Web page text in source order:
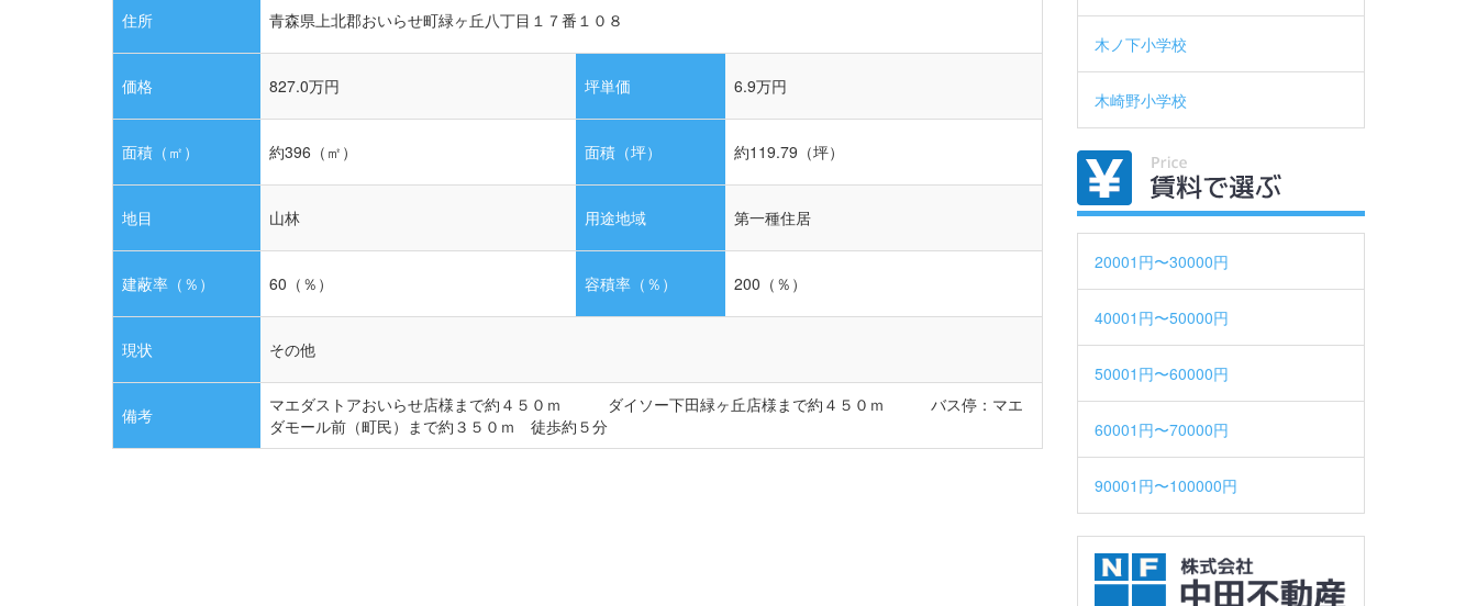
住所 青森県上北郡おいらせ町緑ヶ丘八丁目１７番１０８
価格 827.0万円 坪単価 6.9万円
面積（㎡） 約396（㎡） 面積（坪） 約119.79（坪）
地目 山林 用途地域 第一種住居
建蔽率（％） 60（％） 容積率（％） 200（％）
現状 その他
備考
マエダストアおいらせ店様まで約４５０ｍ ダイソー下田緑ヶ丘店様まで約４５０ｍ バス停：マエ
ダモール前（町民）まで約３５０ｍ 徒歩約５分
木ノ下小学校
木崎野小学校
20001円〜30000円
40001円〜50000円
50001円〜60000円
60001円〜70000円
90001円〜100000円